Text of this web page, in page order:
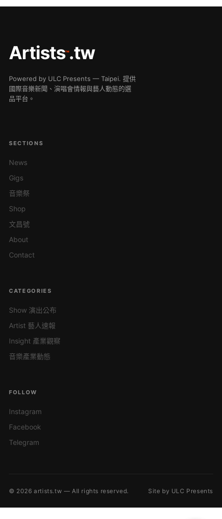
Artists™.tw
Powered by ULC Presents — Taipei. 提供
國際音樂新聞、演唱會情報與藝人動態的選
品平台。
SECTIONS
News
Gigs
音樂祭
Shop
文昌號
About
Contact
CATEGORIES
Show 演出公布
Artist 藝人速報
Insight 產業觀察
音樂產業動態
FOLLOW
Instagram
Facebook
Telegram
© 2026 artists.tw — All rights reserved. Site by ULC Presents